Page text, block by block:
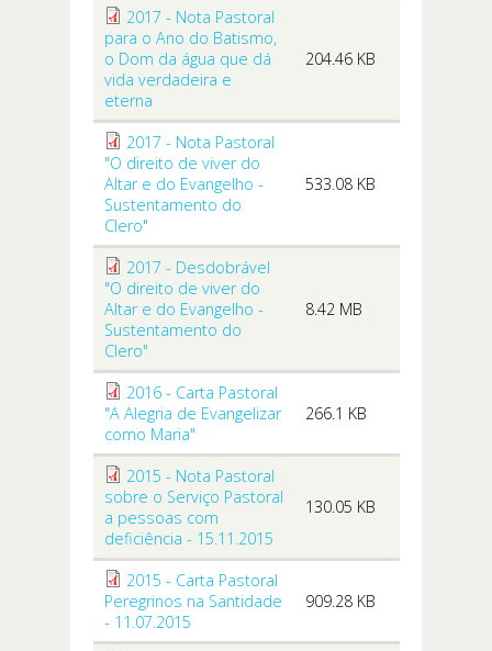
2017 - Nota Pastoral
para o Ano do Batismo,
o Dom da água que dá
vida verdadeira e
eterna
204.46 KB
2017 - Nota Pastoral
"O direito de viver do
Altar e do Evangelho -
Sustentamento do
Clero"
533.08 KB
2017 - Desdobrável
"O direito de viver do
Altar e do Evangelho -
Sustentamento do
Clero"
8.42 MB
2016 - Carta Pastoral
"A Alegria de Evangelizar
como Maria"
266.1 KB
2015 - Nota Pastoral
sobre o Serviço Pastoral
a pessoas com
deficiência - 15.11.2015
130.05 KB
2015 - Carta Pastoral
Peregrinos na Santidade
- 11.07.2015
909.28 KB